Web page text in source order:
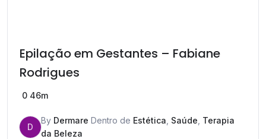
Epilação em Gestantes – Fabiane
Rodrigues
0 46m
D
By Dermare Dentro de Estética Saúde Terapia
da Beleza